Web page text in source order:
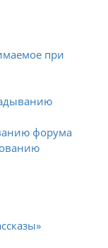
при
форума